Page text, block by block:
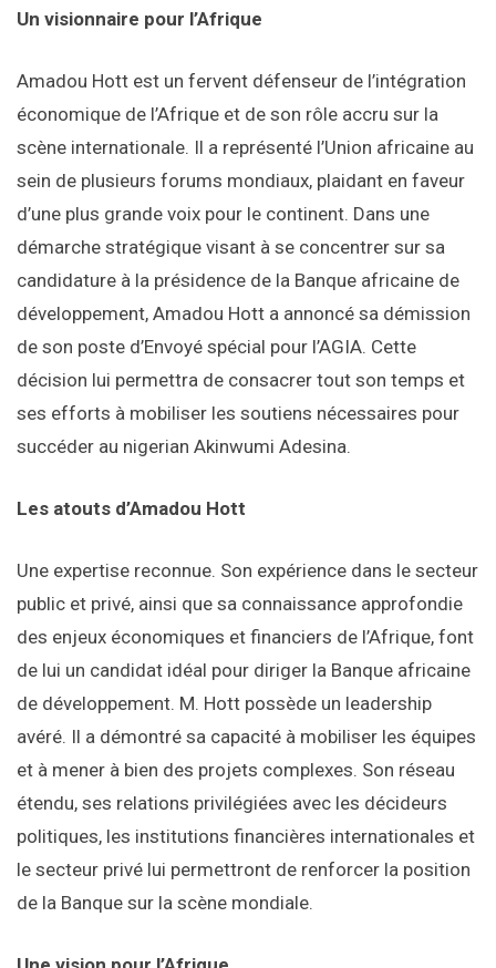
Un visionnaire pour l’Afrique
Amadou Hott est un fervent défenseur de l’intégration
économique de l’Afrique et de son rôle accru sur la
scène internationale. Il a représenté l’Union africaine au
sein de plusieurs forums mondiaux, plaidant en faveur
d’une plus grande voix pour le continent. Dans une
démarche stratégique visant à se concentrer sur sa
candidature à la présidence de la Banque africaine de
développement, Amadou Hott a annoncé sa démission
de son poste d’Envoyé spécial pour l’AGIA. Cette
décision lui permettra de consacrer tout son temps et
ses efforts à mobiliser les soutiens nécessaires pour
succéder au nigerian Akinwumi Adesina.
Les atouts d’Amadou Hott
Une expertise reconnue. Son expérience dans le secteur
public et privé, ainsi que sa connaissance approfondie
des enjeux économiques et financiers de l’Afrique, font
de lui un candidat idéal pour diriger la Banque africaine
de développement. M. Hott possède un leadership
avéré. Il a démontré sa capacité à mobiliser les équipes
et à mener à bien des projets complexes. Son réseau
étendu, ses relations privilégiées avec les décideurs
politiques, les institutions financières internationales et
le secteur privé lui permettront de renforcer la position
de la Banque sur la scène mondiale.